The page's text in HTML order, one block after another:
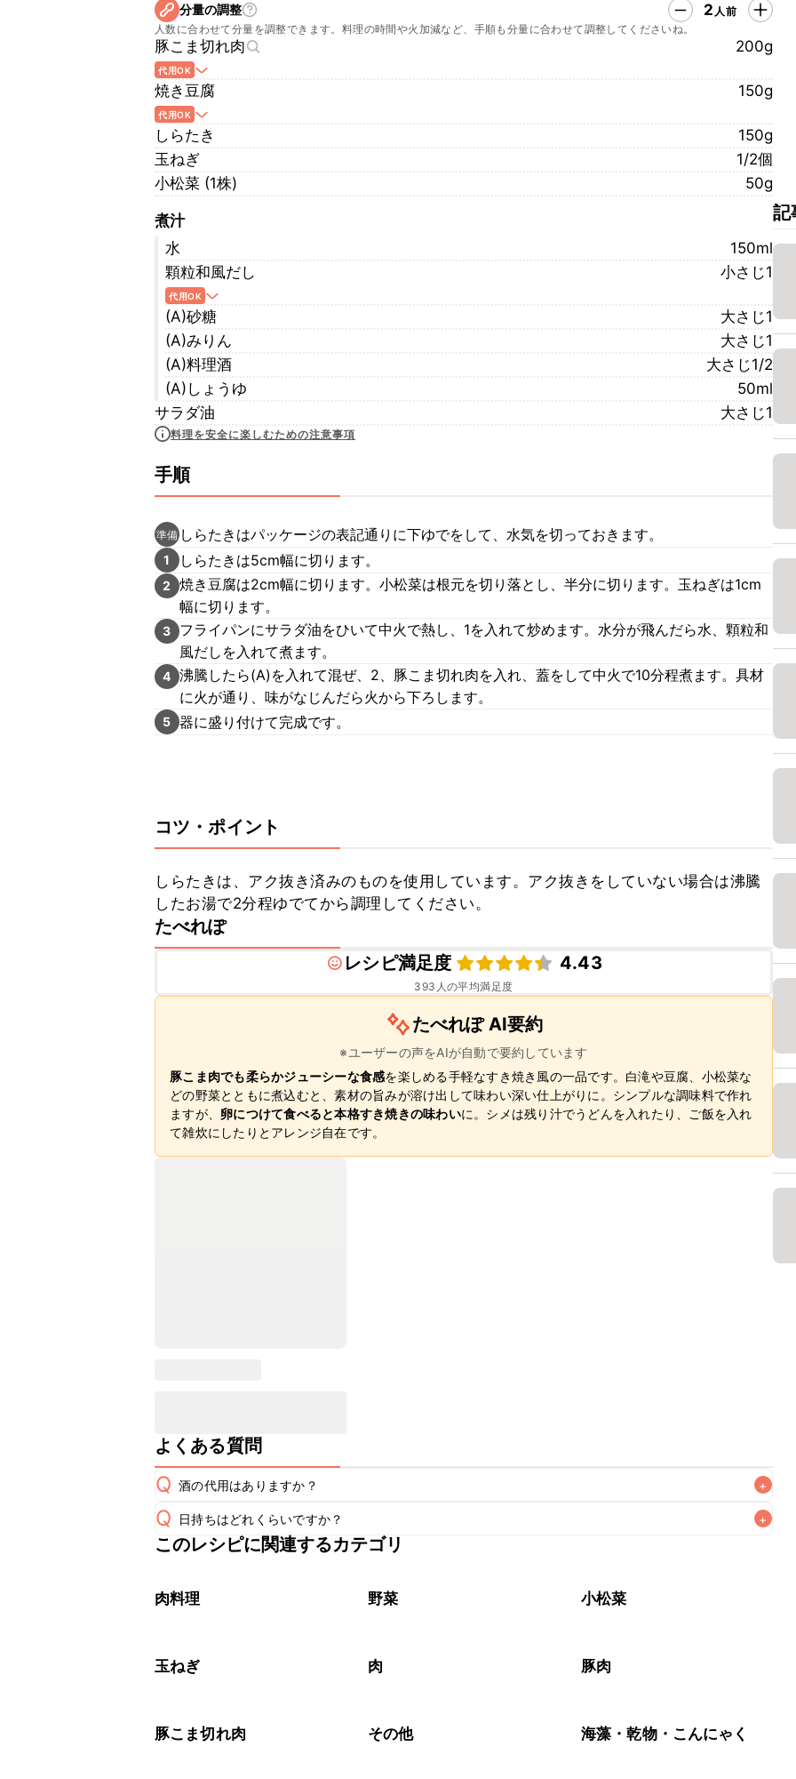
分量の調整 2 人前
人数に合わせて分量を調整できます。料理の時間や火加減など、手順も分量に合わせて調整してくださいね。
豚こま切れ肉 200g
代用OK
焼き豆腐 150g
代用OK
しらたき
150g
玉ねぎ
1/2個
小松菜 (1株)
50g
煮汁
水
150ml
顆粒和風だし
小さじ1
代用OK
(A)砂糖
大さじ1
(A)みりん
大さじ1
(A)料理酒
大さじ1/2
(A)しょうゆ
50ml
サラダ油
大さじ1
料理を安全に楽しむための注意事項
手順
準備 しらたきはパッケージの表記通りに下ゆでをして、水気を切っておきます。
1 しらたきは5cm幅に切ります。
2
焼き豆腐は2cm幅に切ります。小松菜は根元を切り落とし、半分に切ります。玉ねぎは1cm
幅に切ります。
3
フライパンにサラダ油をひいて中火で熱し、1を入れて炒めます。水分が飛んだら水、顆粒和
風だしを入れて煮ます。
4 沸騰したら(A)を入れて混ぜ、2、豚こま切れ肉を入れ、蓋をして中火で10分程煮ます。具材
に火が通り、味がなじんだら火から下ろします。
5 器に盛り付けて完成です。
コツ・ポイント
しらたきは、アク抜き済みのものを使用しています。アク抜きをしていない場合は沸騰
したお湯で2分程ゆでてから調理してください。
たべれぽ
レシピ満足度
4.43
393 人の平均満足度
たべれぽ AI要約
※ユーザーの声をAIが自動で要約しています
豚こま肉でも柔らかジューシーな食感を楽しめる手軽なすき焼き風の一品です。白滝や豆腐、小松菜な
どの野菜とともに煮込むと、素材の旨みが溶け出して味わい深い仕上がりに。シンプルな調味料で作れ
ますが、 卵につけて食べると本格すき焼きの味わいに。シメは残り汁でうどんを入れたり、ご飯を入れ
て雑炊にしたりとアレンジ自在です。
よくある質問
Q 酒の代用はありますか？ +
A
Q 日持ちはどれくらいですか？ +
保存期間は冷蔵で翌日中が目安です。なるべくお早めにお召し上がりください。
※日持ちは目安です。
このレシピに関連するカテゴリ
肉料理 野菜 小松菜
玉ねぎ 肉 豚肉
豚こま切れ肉 その他 海藻・乾物・こんにゃく
記